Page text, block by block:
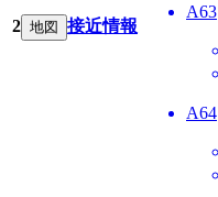
2 地図 接近情報
A63
A64